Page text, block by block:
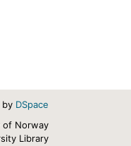
by DSpace
of Norway
Library